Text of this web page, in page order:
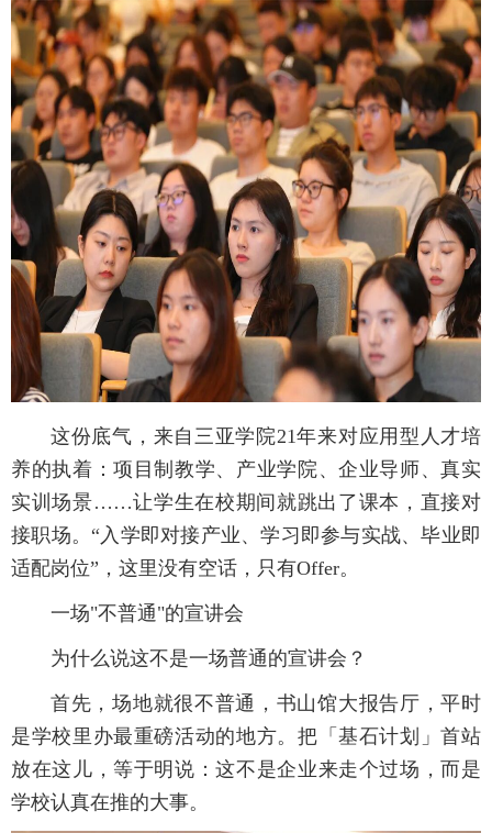
这份底气，来自三亚学院21年来对应用型人才培
养的执着：项目制教学、产业学院、企业导师、真实
实训场景……让学生在校期间就跳出了课本，直接对
接职场。“入学即对接产业、学习即参与实战、毕业即
适配岗位”，这里没有空话，只有Offer。
一场"不普通"的宣讲会
为什么说这不是一场普通的宣讲会？
首先，场地就很不普通，书山馆大报告厅，平时
是学校里办最重磅活动的地方。把「基石计划」首站
放在这儿，等于明说：这不是企业来走个过场，而是
学校认真在推的大事。